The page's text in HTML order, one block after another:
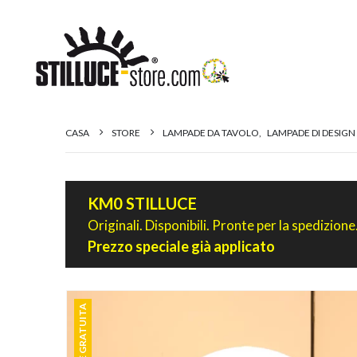
CASA STORE LAMPADE DA TAVOLO, LAMPADE DI
KM0 STILLUCE
Originali. Disponibili. Pronte per la spedizione.
Prezzo speciale già applicato